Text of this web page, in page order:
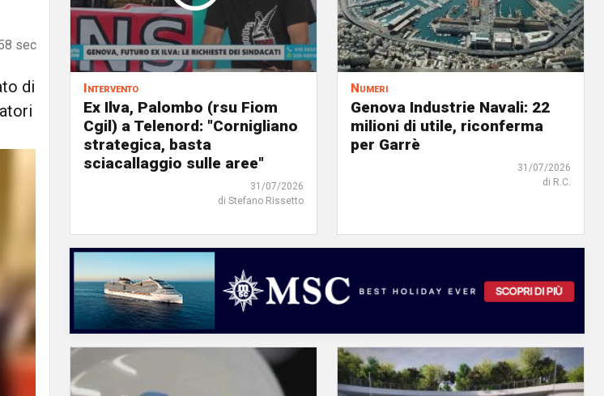
sec
di
Intervento
Ex Ilva, Palombo (rsu Fiom
Cgil) a Telenord: "Cornigliano
strategica, basta
sciacallaggio sulle aree"
31/07/2026
di Stefano Rissetto
Numeri
Genova Industrie Navali: 22
milioni di utile, riconferma
per Garrè
31/07/2026
di R.C.